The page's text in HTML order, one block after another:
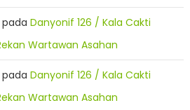
pada Danyonif 126 / Kala Cakti
Wartawan Asahan
pada Danyonif 126 / Kala Cakti
Wartawan Asahan